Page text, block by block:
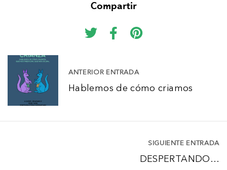
Compartir
ANTERIOR ENTRADA
Hablemos de cómo criamos
SIGUIENTE ENTRADA
DESPERTANDO…